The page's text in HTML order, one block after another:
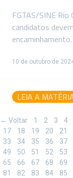
FGTAS/SINE
candidatos
10 de outubro de
LEIA A
← Voltar 1 2 3 4
17
18 19 20 21
33
34 35 36 37
49
50 51 52 53
65
66 67 68 69
81
82 83 84 85